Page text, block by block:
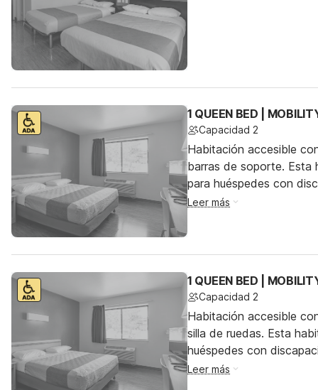
1 QUEEN BED |
Capacidad 2
Habitación accesible
barras de soporte. Esta
para huéspedes con
Leer más
1 QUEEN BED |
Capacidad 2
Habitación accesible
silla de ruedas. Esta
huéspedes con
Leer más